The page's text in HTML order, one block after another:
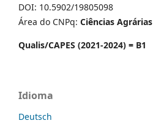
DOI: 10.5902/19805098
Área do CNPq: Ciências Agrárias
Qualis/CAPES (2021-2024) = B1
Idioma
Deutsch